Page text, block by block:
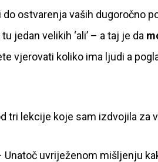
do ostvarenja vaših dugoročno
jedan velikih ‘ali’ – a taj je da
vjerovati koliko ima ljudi a
tri lekcije koje sam izdvojila za
Unatoč uvriježenom mišljenju